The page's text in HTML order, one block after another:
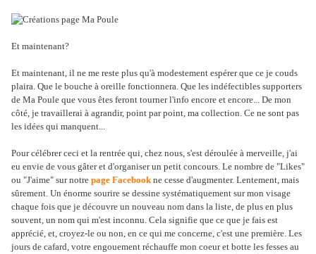
Et maintenant?
Et maintenant, il ne me reste plus qu'à modestement espérer que ce je couds
plaira. Que le bouche à oreille fonctionnera. Que les indéfectibles supporters
de Ma Poule que vous êtes feront tourner l'info encore et encore... De mon
côté, je travaillerai à agrandir, point par point, ma collection. Ce ne sont pas
les idées qui manquent...
Pour célébrer ceci et la rentrée qui, chez nous, s'est déroulée à merveille, j'ai
eu envie de vous gâter et d'organiser un petit concours. Le nombre de "Likes"
ou "J'aime" sur notre page Facebookne cesse d'augmenter. Lentement, mais
sûrement. Un énorme sourire se dessine systématiquement sur mon visage
chaque fois que je découvre un nouveau nom dans la liste, de plus en plus
souvent, un nom qui m'est inconnu. Cela signifie que ce que je fais est
apprécié, et, croyez-le ou non, en ce qui me concerne, c'est une première. Les
jours de cafard, votre engouement réchauffe mon coeur et botte les fesses au